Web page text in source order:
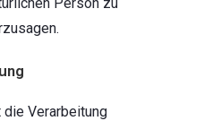
Verarbeitung